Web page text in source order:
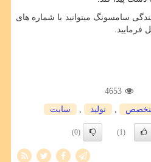
سامسونگ میتوانید با شماره های
4653
تولید سایت
(1)
(0)